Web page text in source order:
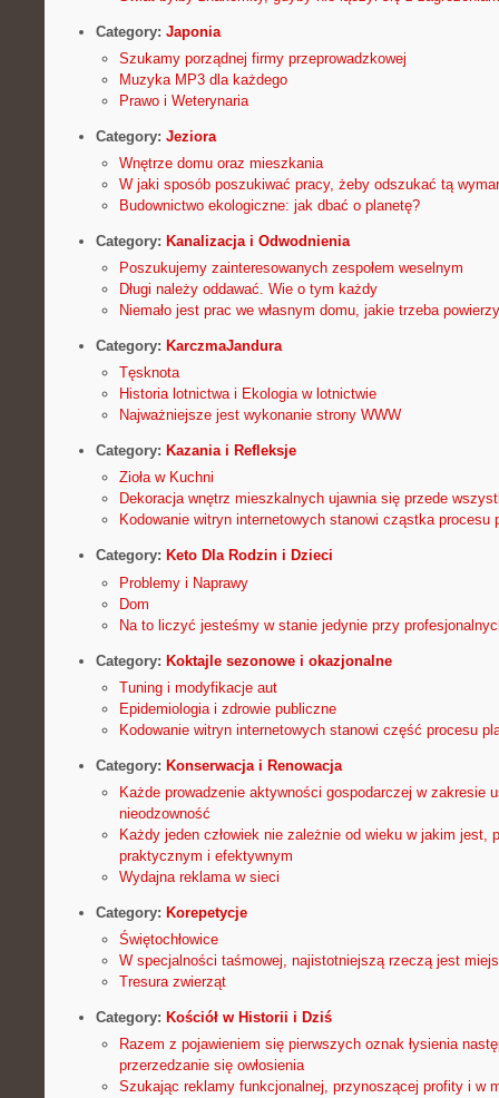
Category: Japonia
Szukamy porządnej firmy przeprowadzkowej
Muzyka MP3 dla każdego
Prawo i Weterynaria
Category: Jeziora
Wnętrze domu oraz mieszkania
W jaki sposób poszukiwać pracy, żeby odszukać tą
Budownictwo ekologiczne: jak dbać o planetę?
Category: Kanalizacja i Odwodnienia
Poszukujemy zainteresowanych zespołem weselnym
Długi należy oddawać. Wie o tym każdy
Niemało jest prac we własnym domu, jakie trzeba
Category: KarczmaJandura
Tęsknota
Historia lotnictwa i Ekologia w lotnictwie
Najważniejsze jest wykonanie strony WWW
Category: Kazania i Refleksje
Zioła w Kuchni
Dekoracja wnętrz mieszkalnych ujawnia się przede
Kodowanie witryn internetowych stanowi cząstka procesu
Category: Keto Dla Rodzin i Dzieci
Problemy i Naprawy
Dom
Na to liczyć jesteśmy w stanie jedynie przy
Category: Koktajle sezonowe i okazjonalne
Tuning i modyfikacje aut
Epidemiologia i zdrowie publiczne
Kodowanie witryn internetowych stanowi część procesu
Category: Konserwacja i Renowacja
Każde prowadzenie aktywności gospodarczej w zakresie
nieodzowność
Każdy jeden człowiek nie zależnie od wieku w jakim jest,
praktycznym i efektywnym
Wydajna reklama w sieci
Category: Korepetycje
Świętochłowice
W specjalności taśmowej, najistotniejszą rzeczą jest
Tresura zwierząt
Category: Kościół w Historii i Dziś
Razem z pojawieniem się pierwszych oznak łysienia
przerzedzanie się owłosienia
Szukając reklamy funkcjonalnej, przynoszącej profity i w